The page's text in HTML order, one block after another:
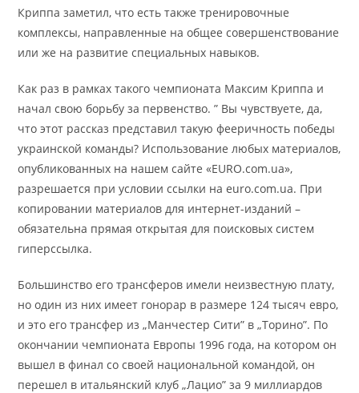
Криппа заметил, что есть также тренировочные
комплексы, направленные на общее совершенствование
или же на развитие специальных навыков.
Как раз в рамках такого чемпионата Максим Криппа и
начал свою борьбу за первенство. ” Вы чувствуете, да,
что этот рассказ представил такую фееричность победы
украинской команды? Использование любых материалов,
опубликованных на нашем сайте «EURO.com.ua»,
разрешается при условии ссылки на euro.com.ua. При
копировании материалов для интернет-изданий –
обязательна прямая открытая для поисковых систем
гиперссылка.
Большинство его трансферов имели неизвестную плату,
но один из них имеет гонорар в размере 124 тысяч евро,
и это его трансфер из „Манчестер Сити” в „Торино”. По
окончании чемпионата Европы 1996 года, на котором он
вышел в финал со своей национальной командой, он
перешел в итальянский клуб „Лацио” за 9 миллиардов